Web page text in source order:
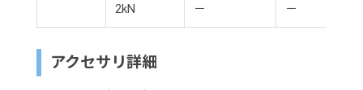
2kN － －
アクセサリ詳細